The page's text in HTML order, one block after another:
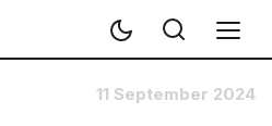
11 September 2024